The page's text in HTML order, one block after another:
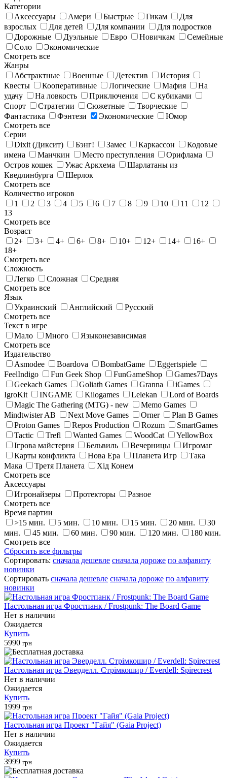
Категории
Аксессуары
Амери Быстрые Гикам
Для
взрослых
Для детей Для компании
Для подростков
Дорожные
Дуэльные Евро Новичкам
Семейные
Соло
Экономические
Смотреть все
Жанры
Абстрактные
Военные Детектив
История
Квесты
Кооперативные Логические Мафия
На
удачу
На ловкость Приключения
С кубиками
Спорт
Стратегии Сюжетные
Творческие
Фантастика
Фэнтези Экономические
Юмор
Смотреть все
Серии
Dixit (Диксит)
Бэнг! Замес Каркассон
Кодовые
имена
Манчкин Место преступления
Орифлама
Остров кошек
Ужас Аркхема
Шарлатаны из
Кведлинбурга
Шерлок
Смотреть все
Количество игроков
1
2 3 4 5 6 7 8 9 10 11
12
13
Смотреть все
Возраст
2+
3+ 4+ 6+ 8+ 10+ 12+ 14+
16+
18+
Смотреть все
Сложность
Легко
Сложная
Средняя
Смотреть все
Язык
Украинский
Английский
Русский
Смотреть все
Текст в игре
Мало
Много
Языконезависимая
Смотреть все
Издательство
Asmodee
Boardova BombatGame
Eggertspiele
FeelIndigo
Fun Geek Shop FunGameShop
Games7Days
Geekach Games
Goliath Games Granna
iGames
IgroKit
INGAME Kilogames Lelekan
Lord of Boards
Magic The Gathering (MTG) - new
Memo Games
Mindtwister AB
Next Move Games Orner
Plan B Games
Proton Games
Repos Production Rozum
SmartGames
Tactic
Trefl Wanted Games WoodCat
YellowBox
Ігрова майстерня
Бельвиль Вечерницы
Игромаг
Карты конфликта
Нова Ера Планета Игр
Така
Мака
Третя Планета
Хід Конем
Смотреть все
Аксессуары
Игронайзеры
Протекторы
Разное
Смотреть все
Время партии
>15 мин.
5 мин. 10 мин. 15 мин. 20 мин.
30
мин.
45 мин. 60 мин. 90 мин. 120 мин.
180 мин.
Смотреть все
Сбросить все фильтры
Сортировать: сначала дешевле сначала дороже по алфавиту
новинки
Сортировать сначала дешевле сначала дороже по алфавиту
новинки
Настольная игра Фростпанк / Frostpunk: The Board Game
Нет в наличии
Ожидается
Купить
5990 грн
Настольная игра Эверделл. Стрімкошир / Everdell: Spirecrest
Нет в наличии
Ожидается
Купить
1999 грн
Настольная игра Проект "Гайя" (Gaia Project)
Нет в наличии
Ожидается
Купить
3999 грн